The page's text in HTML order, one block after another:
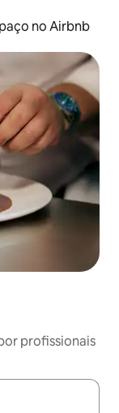
no Airbnb
profissionais
explore-os